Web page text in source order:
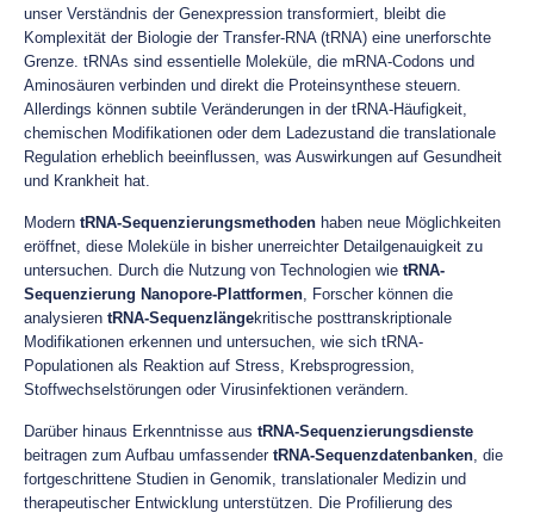
unser Verständnis der Genexpression transformiert, bleibt die
Komplexität der Biologie der Transfer-RNA (tRNA) eine unerforschte
Grenze. tRNAs sind essentielle Moleküle, die mRNA-Codons und
Aminosäuren verbinden und direkt die Proteinsynthese steuern.
Allerdings können subtile Veränderungen in der tRNA-Häufigkeit,
chemischen Modifikationen oder dem Ladezustand die translationale
Regulation erheblich beeinflussen, was Auswirkungen auf Gesundheit
und Krankheit hat.
Modern tRNA-Sequenzierungsmethoden haben neue Möglichkeiten
eröffnet, diese Moleküle in bisher unerreichter Detailgenauigkeit zu
untersuchen. Durch die Nutzung von Technologien wie tRNA-
Sequenzierung Nanopore-Plattformen, Forscher können die
analysieren tRNA-Sequenzlängekritische posttranskriptionale
Modifikationen erkennen und untersuchen, wie sich tRNA-
Populationen als Reaktion auf Stress, Krebsprogression,
Stoffwechselstörungen oder Virusinfektionen verändern.
Darüber hinaus Erkenntnisse aus tRNA-Sequenzierungsdienste
beitragen zum Aufbau umfassender tRNA-Sequenzdatenbanken, die
fortgeschrittene Studien in Genomik, translationaler Medizin und
therapeutischer Entwicklung unterstützen. Die Profilierung des